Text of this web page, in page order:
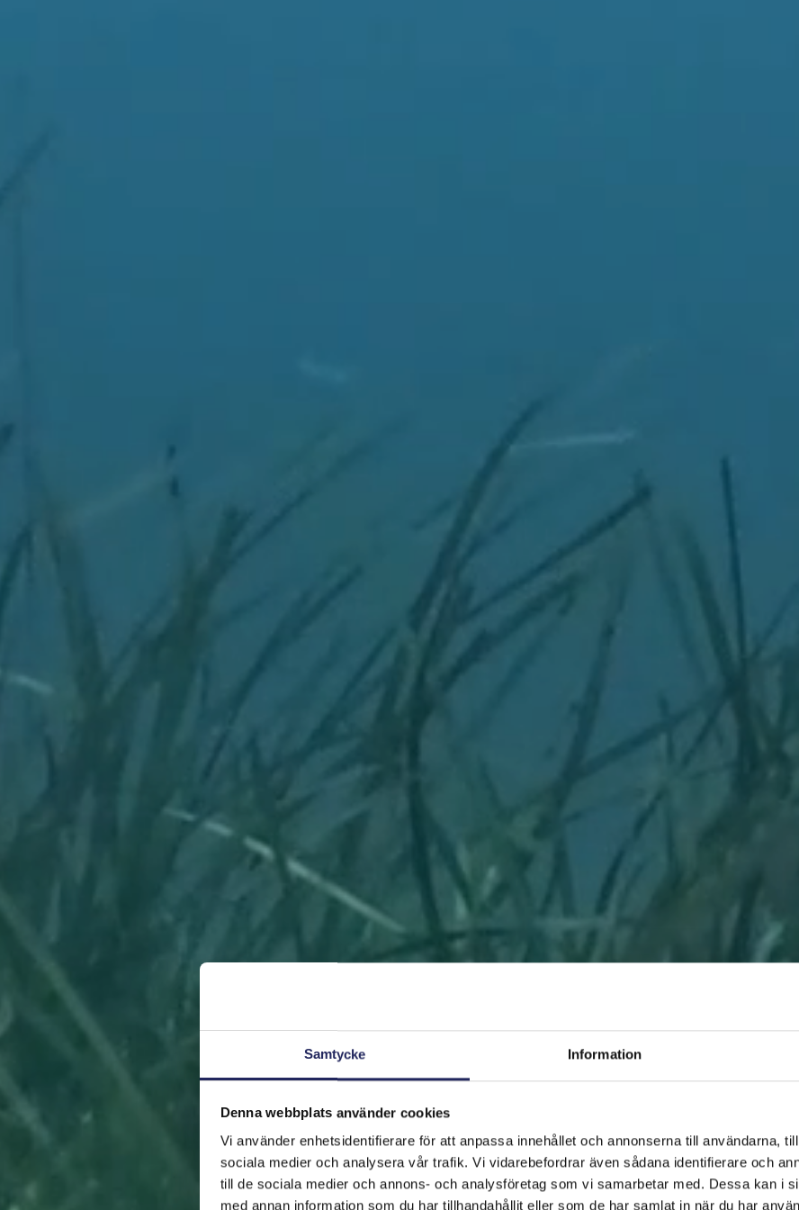
Samtycke Information
Denna webbplats använder cookies
Vi använder enhetsidentifierare för att anpassa innehållet och annonserna till användarna,
sociala medier och analysera vår trafik. Vi vidarebefordrar även sådana identifierare och
till de sociala medier och annons- och analysföretag som vi samarbetar med. Dessa kan i
med annan information som du har tillhandahållit eller som de har samlat in när du har
FRAMSIDAN HJÄLP ÖSTERSJÖN RÄDDA EN BIT